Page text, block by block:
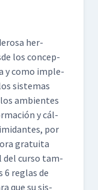
her­
los con­cep­
y como imple­
sis­temas
ambi­entes
y cál­
por
gra­tui­ta
del cur­so tam­
6 reglas de
que su sis­